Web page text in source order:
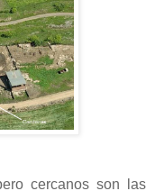
cercanos son las